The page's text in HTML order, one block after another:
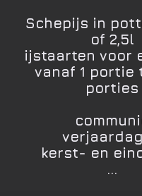
Schepijs in
of 2,5l
ijstaarten voor
vanaf 1 portie
porties
kerst- en
...